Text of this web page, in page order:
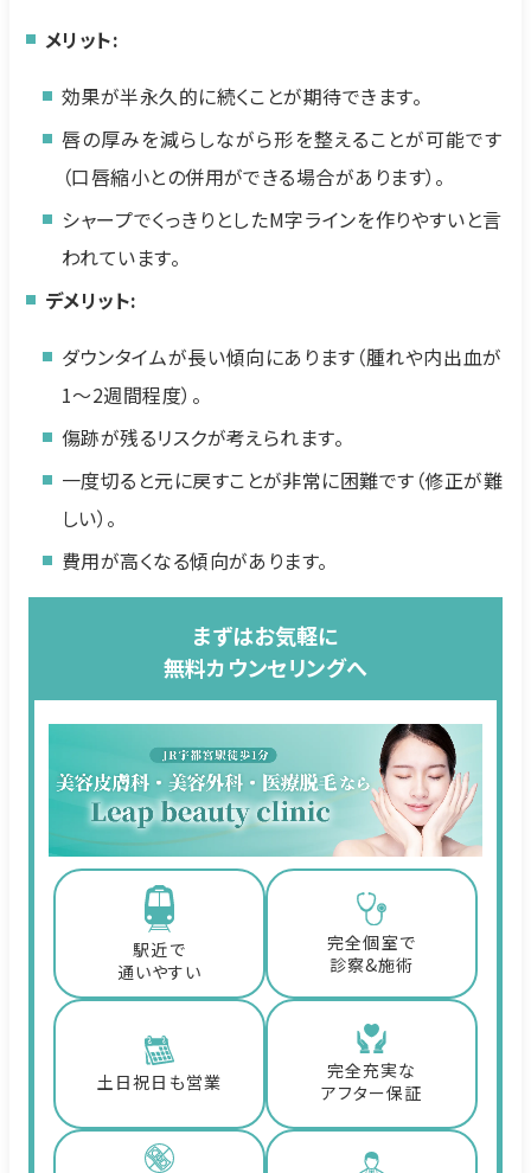
メリット:
効果が半永久的に続くことが期待できます。
唇の厚みを減らしながら形を整えることが可能です
（口唇縮小との併用ができる場合があります）。
シャープでくっきりとしたM字ラインを作りやすいと言
われています。
デメリット:
ダウンタイムが長い傾向にあります（腫れや内出血が
1〜2週間程度）。
傷跡が残るリスクが考えられます。
一度切ると元に戻すことが非常に困難です（修正が難
しい）。
費用が高くなる傾向があります。
まずはお気軽に
無料カウンセリングへ
駅近で
通いやすい
完全個室で
診察&施術
土日祝日も営業
完全充実な
アフター保証